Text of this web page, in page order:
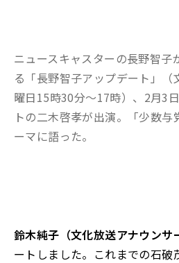
ニュースキャスターの長野智子
る「長野智子アップデート」（
曜日15時30分～17時）、2月3
トの二木啓孝が出演。「少数
ーマに語った。
鈴木純子（文化放送アナウンサ
ートしました。これまでの石破